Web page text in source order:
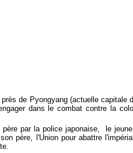
de Pyongyang (actuelle capitale
dans le combat contre la
père par la police japonaise, le
père, l'Union pour abattre